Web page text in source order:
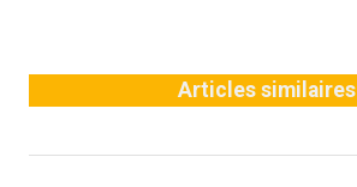
Articles similaires